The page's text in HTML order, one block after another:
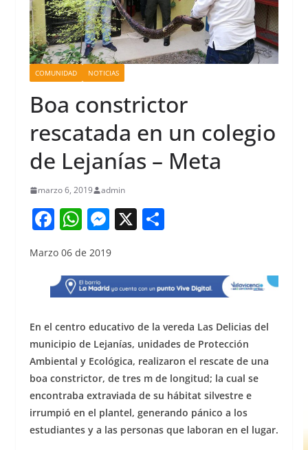
COMUNIDAD NOTICIAS
Boa constrictor
rescatada en un colegio
de Lejanías – Meta
marzo 6, 2019 admin
F
c
e
b
o
o
k
W
at
s
A
p
p
M
ss
e
n
g
er
X S
e
Marzo 06 de 2019
En el centro educativo de la vereda Las Delicias del
municipio de Lejanías, unidades de Protección
Ambiental y Ecológica, realizaron el rescate de una
boa constrictor, de tres m de longitud; la cual se
encontraba extraviada de su hábitat silvestre e
irrumpió en el plantel, generando pánico a los
estudiantes y a las personas que laboran en el lugar.